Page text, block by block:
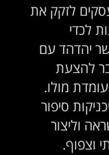
לזקק את
לכדי
יהדהד עם
להצעת
מולו.
סיפור
וליצור
וצפוף.